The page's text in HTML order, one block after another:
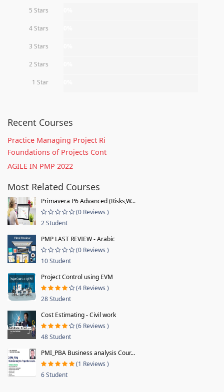
5 Stars
4 Stars
3 Stars
2 Stars
1 Star
Recent Courses
Practice Managing Project Ri
Foundations of Projects Cont
AGILE IN PMP 2022
Most Related Courses
Primavera P6 Advanced (Risks,W...
(0 Reviews )
2 Student
PMP LAST REVIEW - Arabic
(0 Reviews )
10 Student
Project Control using EVM
(4 Reviews )
28 Student
Cost Estimating - Civil work
(6 Reviews )
48 Student
PMI_PBA Business analysis Cour...
(1 Reviews )
6 Student